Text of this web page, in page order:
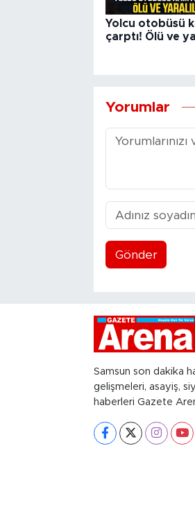
Yolcu otobüsü
çarptı! Ölü ve
Yorumlar
Gönder
Samsun son dakika
gelişmeleri, asayiş,
haberleri Gazete